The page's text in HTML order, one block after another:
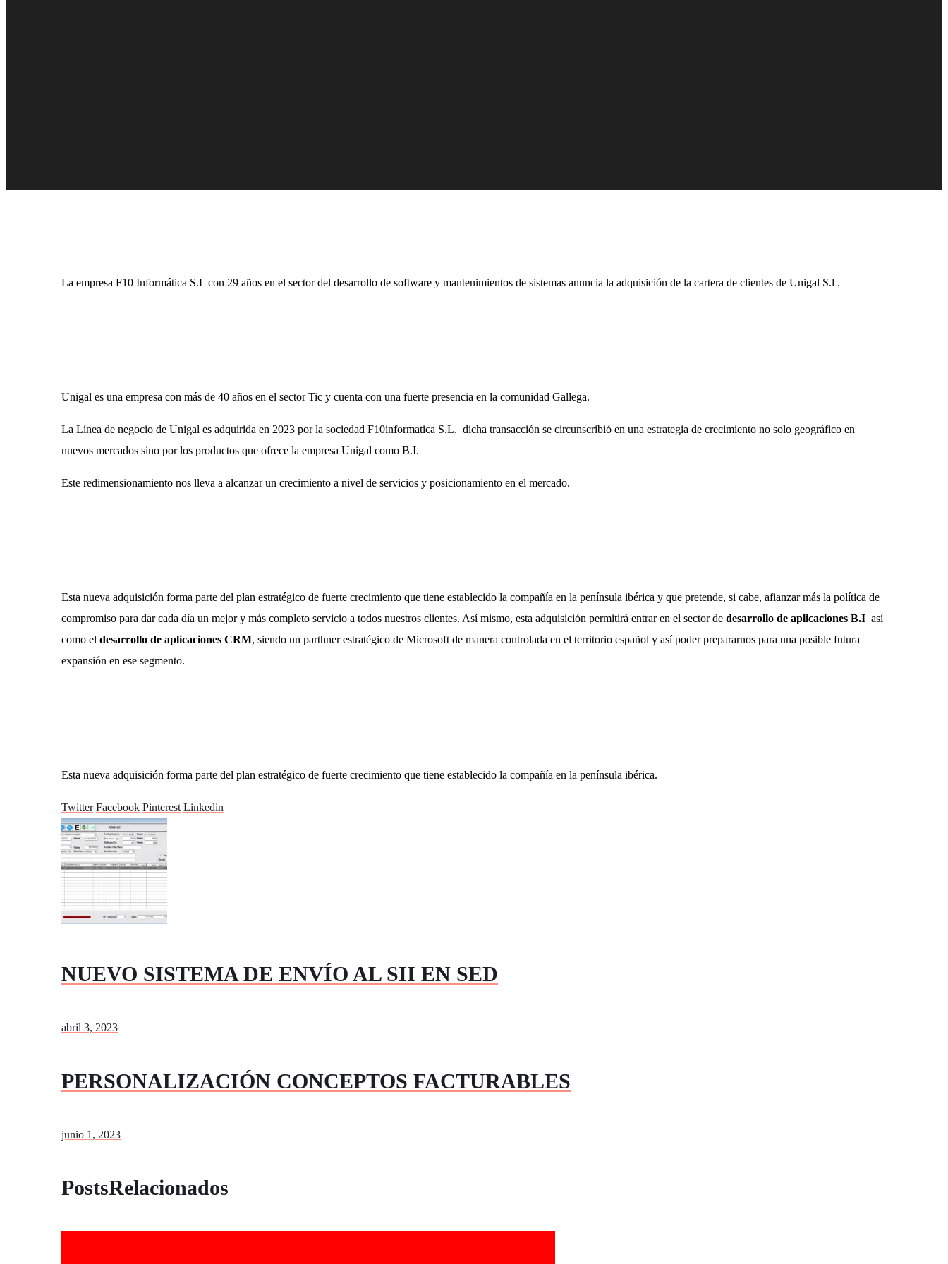
La empresa F10 Informática S.L con 29 años en el sector del desarrollo de software y mantenimientos de sistemas anuncia la adquisición de la cartera de clientes de Unigal S.l .
Unigal es una empresa con más de 40 años en el sector Tic y cuenta con una fuerte presencia en la comunidad Gallega.
La Línea de negocio de Unigal es adquirida en 2023 por la sociedad F10informatica S.L. dicha transacción se circunscribió en una estrategia de crecimiento no solo geográfico en
nuevos mercados sino por los productos que ofrece la empresa Unigal como B.I.
Este redimensionamiento nos lleva a alcanzar un crecimiento a nivel de servicios y posicionamiento en el mercado.
Esta nueva adquisición forma parte del plan estratégico de fuerte crecimiento que tiene establecido la compañía en la península ibérica y que pretende, si cabe, afianzar más la política de
compromiso para dar cada día un mejor y más completo servicio a todos nuestros clientes. Así mismo, esta adquisición permitirá entrar en el sector de desarrollo de aplicaciones B.I así
como el desarrollo de aplicaciones CRM, siendo un parthner estratégico de Microsoft de manera controlada en el territorio español y así poder prepararnos para una posible futura
expansión en ese segmento.
Esta nueva adquisición forma parte del plan estratégico de fuerte crecimiento que tiene establecido la compañía en la península ibérica.
Twitter Facebook Pinterest Linkedin
NUEVO SISTEMA DE ENVÍO AL SII EN SED
abril 3, 2023
PERSONALIZACIÓN CONCEPTOS FACTURABLES
junio 1, 2023
PostsRelacionados